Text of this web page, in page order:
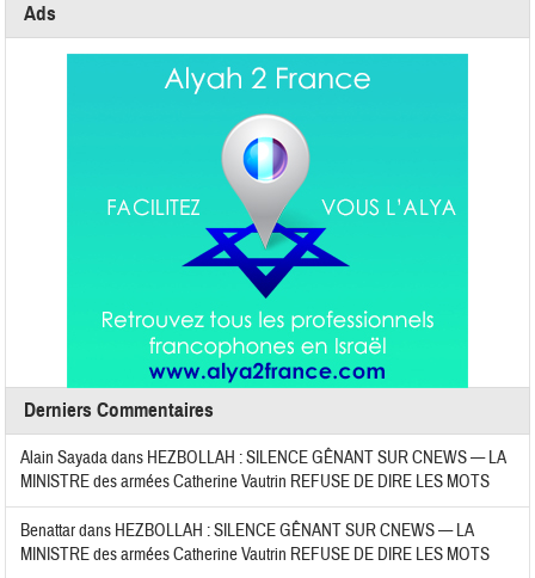
Ads
Derniers Commentaires
Alain Sayadadans HEZBOLLAH : SILENCE GÊNANT SUR CNEWS — LA
MINISTRE des armées Catherine Vautrin REFUSE DE DIRE LES MOTS
Benattardans HEZBOLLAH : SILENCE GÊNANT SUR CNEWS — LA
MINISTRE des armées Catherine Vautrin REFUSE DE DIRE LES MOTS